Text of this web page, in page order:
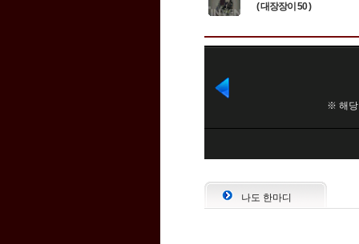
( 대장장이 50 )
나도 한마디